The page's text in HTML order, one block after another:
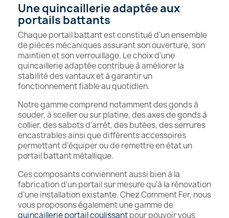
Une quincaillerie adaptée aux
portails battants
Chaque portail battant est constitué d'un ensemble
de pièces mécaniques assurant son ouverture, son
maintien et son verrouillage. Le choix d'une
quincaillerie adaptée contribue à améliorer la
stabilité des vantaux et à garantir un
fonctionnement fiable au quotidien.
Notre gamme comprend notamment des gonds à
souder, à sceller ou sur platine, des axes de gonds à
collier, des sabots d'arrêt, des butées, des serrures
encastrables ainsi que différents accessoires
permettant d'équiper ou de remettre en état un
portail battant métallique.
Ces composants conviennent aussi bien à la
fabrication d'un portail sur mesure qu'à la rénovation
d'une installation existante. Chez Comment Fer, nous
vous proposons également une gamme de
quincaillerie portail coulissantpour pouvoir vous